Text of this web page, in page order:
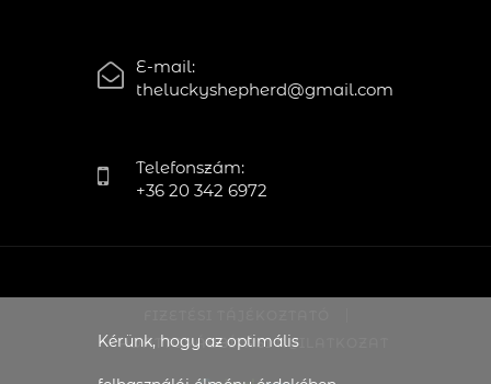
E-mail:
theluckyshepherd@gmail.com
Telefonszám:
+36 20 342 6972
ADATTOVÁBBÍTÁSI NYILATKOZAT
Kérünk, hogy az optimális